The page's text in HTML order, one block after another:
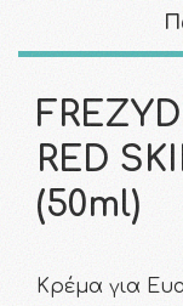
RED
(50ml)
Κρέμα για